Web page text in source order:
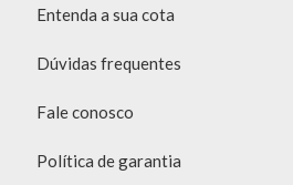
Entenda a sua cota
Dúvidas frequentes
Fale conosco
Política de garantia